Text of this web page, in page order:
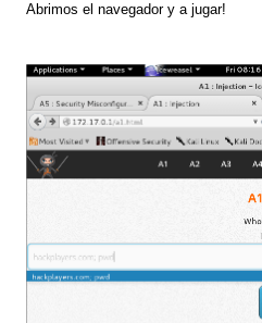
Abrimos el navegador y a jugar!